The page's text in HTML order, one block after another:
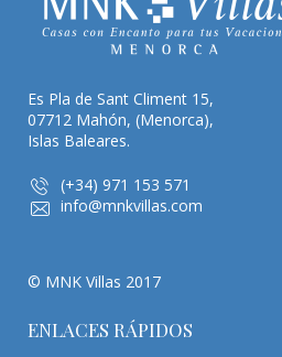
Es Pla de Sant Climent 15,
07712 Mahón, (Menorca),
Islas Baleares.
(+34) 971 153 571
info@mnkvillas.com
© MNK Villas 2017
ENLACES RÁPIDOS